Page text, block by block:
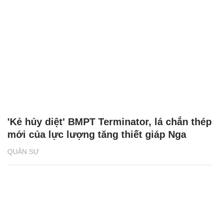
QUÂN SỰ
'Kẻ hủy diệt' BMPT Terminator, lá chắn thép
mới của lực lượng tăng thiết giáp Nga